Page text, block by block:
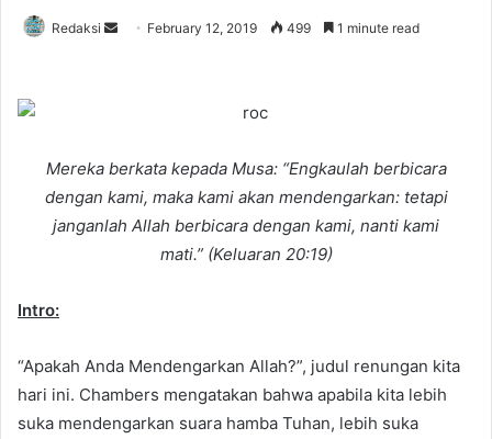
Redaksi February 12, 2019 499 1 minute read
Mereka berkata kepada Musa: “Engkaulah berbicara
dengan kami, maka kami akan mendengarkan: tetapi
janganlah Allah berbicara dengan kami, nanti kami
mati.” (Keluaran 20:19)
Intro:
“Apakah Anda Mendengarkan Allah?”, judul renungan kita
hari ini. Chambers mengatakan bahwa apabila kita lebih
suka mendengarkan suara hamba Tuhan, lebih suka